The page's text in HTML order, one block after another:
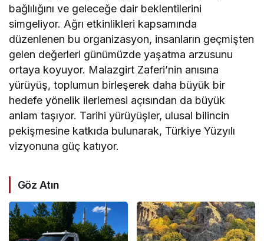
bağlılığını ve geleceğe dair beklentilerini
simgeliyor. Ağrı etkinlikleri kapsamında
düzenlenen bu organizasyon, insanların geçmişten
gelen değerleri günümüzde yaşatma arzusunu
ortaya koyuyor. Malazgirt Zaferi’nin anısına
yürüyüş, toplumun birleşerek daha büyük bir
hedefe yönelik ilerlemesi açısından da büyük
anlam taşıyor. Tarihi yürüyüşler, ulusal bilincin
pekişmesine katkıda bulunarak, Türkiye Yüzyılı
vizyonuna güç katıyor.
Göz Atın